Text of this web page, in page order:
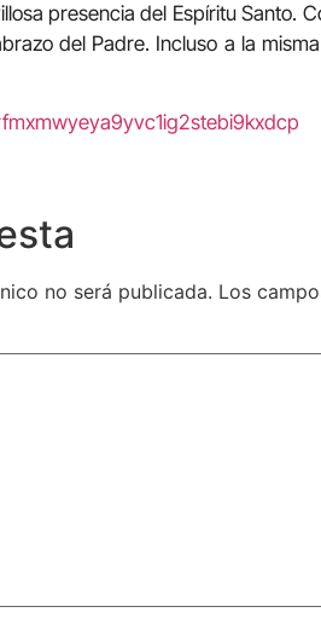
presencia del Espíritu Santo.
del Padre. Incluso a la
no será publicada. Los